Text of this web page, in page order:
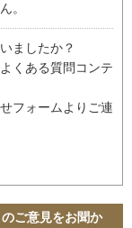
。
ましたか？
くある質問コンテ
フォームよりご連
ご意見をお聞か